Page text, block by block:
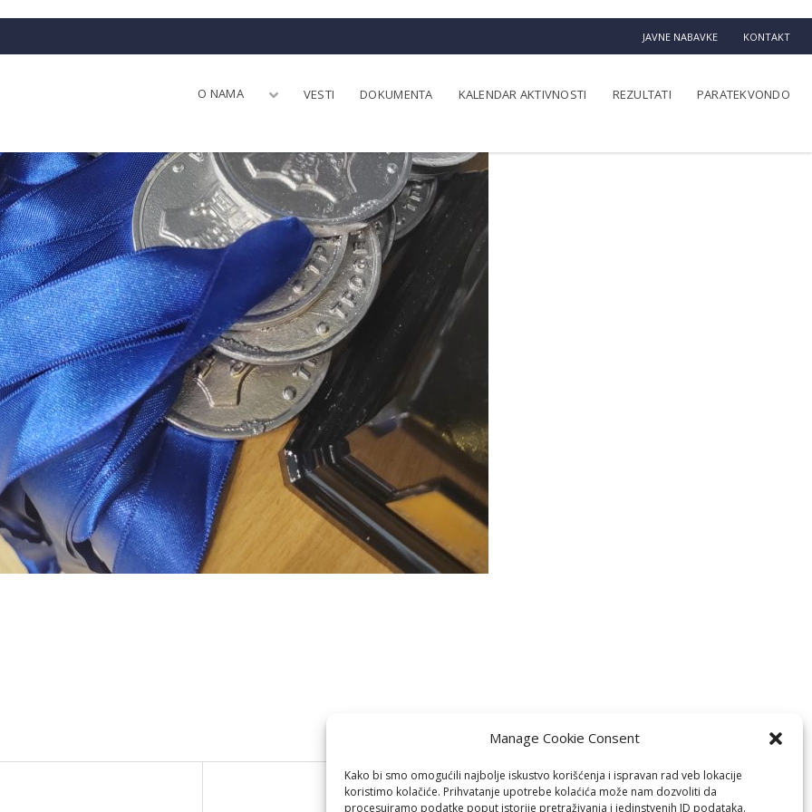
Manage Cookie Consent
Kako bi smo omogućili najbolje iskustvo korišćenja i ispravan rad veb lokacije
koristimo kolačiće. Prihvatanje upotrebe kolaćića može nam dozvoliti da
procesuiramo podatke poput istorije pretraživanja i jedinstvenih ID podataka.
JAVNE NABAVKE KONTAKT
O NAMA VESTI DOKUMENTA KALENDAR AKTIVNOSTI REZULTATI PARATEKVONDO